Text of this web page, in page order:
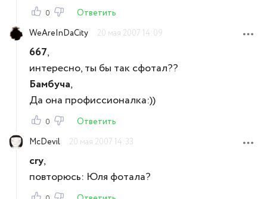
0
Ответить
WeAreInDaCity
20 мая 2007 14:09
667,
интересно, ты бы так сфотал??
Бамбуча,
Да она профиссионалка:))
0
Ответить
McDevil
20 мая 2007 14:33
cry,
повторюсь: Юля фотала?